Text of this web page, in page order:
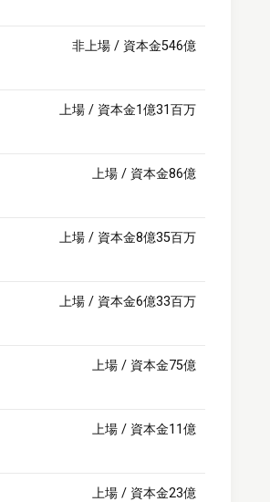
非上場 / 資本金546億
上場 / 資本金1億31百万
上場 / 資本金86億
上場 / 資本金8億35百万
上場 / 資本金6億33百万
上場 / 資本金75億
上場 / 資本金11億
上場 / 資本金23億